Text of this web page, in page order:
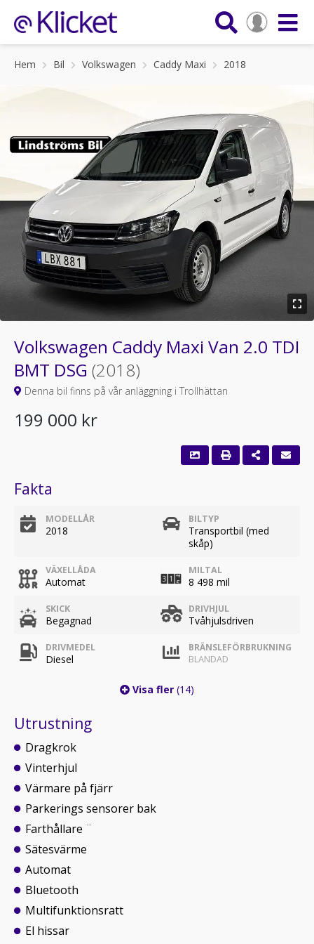
Hem Bil Volkswagen Caddy Maxi 2018
Volkswagen Caddy Maxi Van 2.0 TDI
BMT DSG (2018)
Denna bil finns på vår anläggning i Trollhättan
199 000 kr
Fakta
MODELLÅR
2018
BILTYP
Transportbil (med
skåp)
VÄXELLÅDA
Automat
MILTAL
8 498 mil
SKICK
Begagnad
DRIVHJUL
Tvåhjulsdriven
DRIVMEDEL
Diesel
BRÄNSLEFÖRBRUKNING
BLANDAD
Visa fler (14)
Utrustning
Dragkrok
Vinterhjul
Värmare på fjärr
Parkerings sensorer bak
Farthållare ¨
Sätesvärme
Automat
Bluetooth
Multifunktionsratt
El hissar